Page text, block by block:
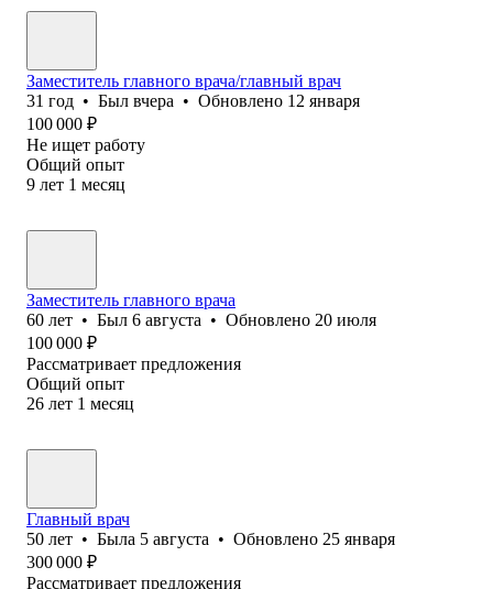
Заместитель главного врача/главный врач
31 год • Был вчера • Обновлено 12 января
100 000 ₽
Не ищет работу
Общий опыт
9 лет 1 месяц
Заместитель главного врача
60 лет • Был 6 августа • Обновлено 20 июля
100 000 ₽
Рассматривает предложения
Общий опыт
26 лет 1 месяц
Главный врач
50 лет • Была 5 августа • Обновлено 25 января
300 000 ₽
Рассматривает предложения